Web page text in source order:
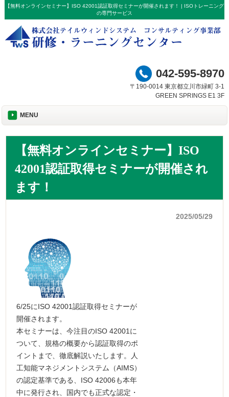
【無料オンラインセミナー】ISO 42001認証取得セミナーが開催されます！ | ISOトレーニング
の専門サービス
042-595-8970
〒190-0014 東京都立川市緑町 3-1
GREEN SPRINGS E1 3F
MENU
【無料オンラインセミナー】ISO
42001認証取得セミナーが開催され
ます！
2025/05/29
6/25にISO 42001認証取得セミナーが
開催されます。
本セミナーは、今注目のISO 42001に
ついて、規格の概要から認証取得のポ
イントまで、徹底解説いたします。人
工知能マネジメントシステム（AIMS）
の認定基準である、ISO 42006も本年
中に発行され、国内でも正式な認定・